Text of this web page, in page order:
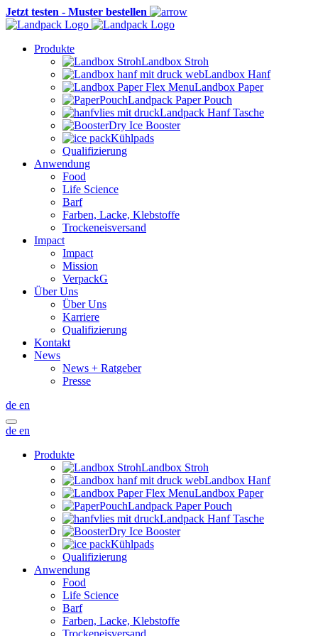
Jetzt testen - Muster bestellen
Produkte
Landbox Stroh
Landbox Hanf
Landbox Paper
Landpack Paper Pouch
Landpack Hanf Tasche
Dry Ice Booster
Kühlpads
Qualifizierung
Anwendung
Food
Life Science
Barf
Farben, Lacke, Klebstoffe
Trockeneisversand
Impact
Impact
Mission
VerpackG
Über Uns
Über Uns
Karriere
Qualifizierung
Kontakt
News
News + Ratgeber
Presse
de en
de en
Produkte
Landbox Stroh
Landbox Hanf
Landbox Paper
Landpack Paper Pouch
Landpack Hanf Tasche
Dry Ice Booster
Kühlpads
Qualifizierung
Anwendung
Food
Life Science
Barf
Farben, Lacke, Klebstoffe
Trockeneisversand